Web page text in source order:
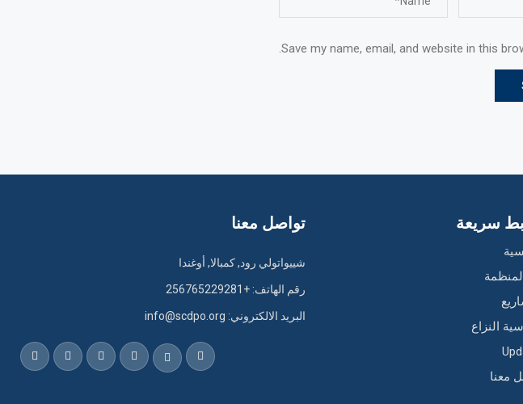
Save my name, email, and website in this
سريعة
النزاع
معنا
تواصل معنا
شييواتولي رود, كمبالا, أوغندا
رقم الهاتف: +256765229281
البريد الالكتروني: info@scdpo.org